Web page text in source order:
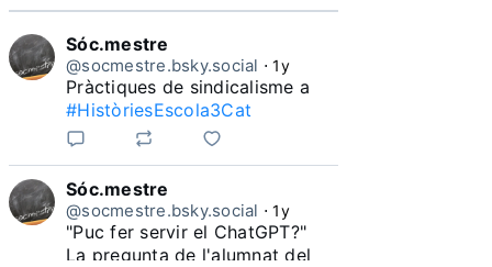
Sóc.mestre
@socmestre.bsky.social ⋅1y
#HistòriesEscola3Cat
Sóc.mestre
@socmestre.bsky.social ⋅1y
"Puc fer servir el ChatGPT?"
La pregunta de l'alumnat del